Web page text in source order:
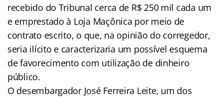
recebido do Tribunal cerca de R$ 250 mil cada um
e emprestado à Loja Maçônica por meio de
contrato escrito, o que, na opinião do corregedor,
seria ilícito e caracterizaria um possível esquema
de favorecimento com utilização de dinheiro
público.
O desembargador José Ferreira Leite, um dos